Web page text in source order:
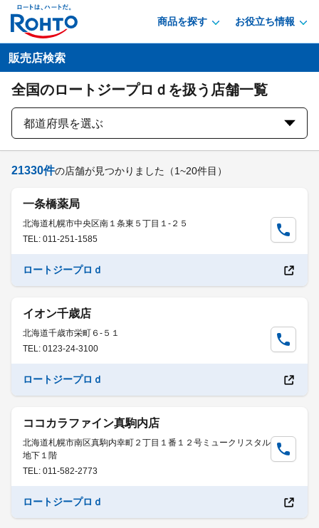
商品を探す お役立ち情報
販売店検索
全国のロートジープロｄを扱う店舗一覧
都道府県を選ぶ
21330件の店舗が見つかりました （1~20件目）
一条橋薬局
北海道札幌市中央区南１条東５丁目１-２５
TEL: 011-251-1585
ロートジープロｄ
イオン千歳店
北海道千歳市栄町６-５１
TEL: 0123-24-3100
ロートジープロｄ
ココカラファイン真駒内店
北海道札幌市南区真駒内幸町２丁目１番１２号ミュークリスタル
地下１階
TEL: 011-582-2773
ロートジープロｄ